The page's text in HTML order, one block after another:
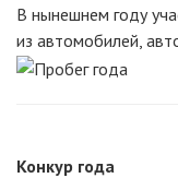
В нынешнем году
из автомобилей,
Конкур года